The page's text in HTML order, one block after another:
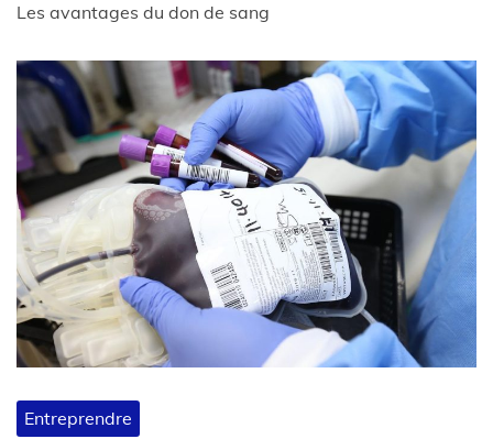
Les avantages du don de sang
Entreprendre